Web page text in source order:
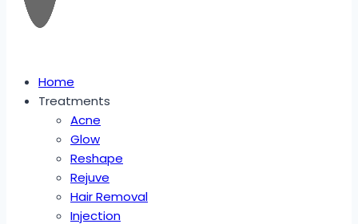
Home
Treatments
Acne
Glow
Reshape
Rejuve
Hair Removal
Injection